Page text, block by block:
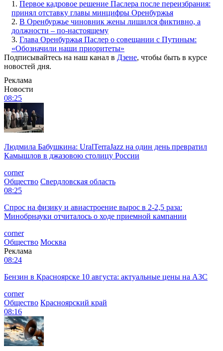
1. Первое кадровое решение Паслера после переизбрания:
принял отставку главы минцифры Оренбуржья
2. В Оренбуржье чиновник жены лишился фиктивно, а
должности – по-настоящему
3. Глава Оренбуржья Паслер о совещании с Путиным:
«Обозначили наши приоритеты»
Подписывайтесь на наш канал в Дзене, чтобы быть в курсе
новостей дня.
Реклама
Новости
08:25
Людмила Бабушкина: UralTerraJazz на один день превратил
Камышлов в джазовою столицу России
corner
Общество Свердловская область
08:25
Спрос на физику и авиастроение вырос в 2-2,5 раза:
Минобрнауки отчиталось о ходе приемной кампании
corner
Общество Москва
Реклама
08:24
Бензин в Красноярске 10 августа: актуальные цены на АЗС
corner
Общество Красноярский край
08:16